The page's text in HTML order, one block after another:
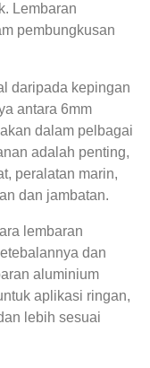
Lembaran
pembungkusan
daripada kepingan
antara 6mm
dalam pelbagai
adalah penting,
peralatan marin,
dan jambatan.
lembaran
dan
aluminium
aplikasi ringan,
lebih sesuai